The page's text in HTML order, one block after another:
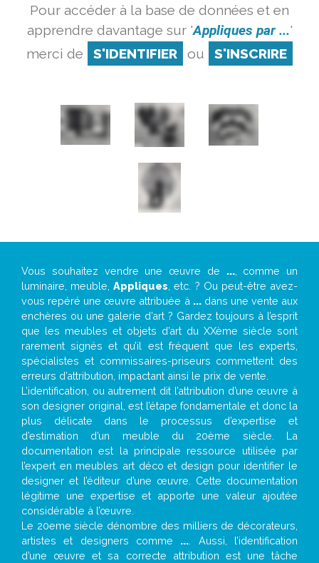
Pour accéder à la base de données et en
apprendre davantage sur 'Appliques par ...'
merci de
S'IDENTIFIER ou S'INSCRIRE
Vous souhaitez vendre une œuvre de ..., comme un
luminaire, meuble,Appliques , etc. ? Ou peut-être avez-
vous repéré une œuvre attribuée à ...dans une vente aux
enchères ou une galerie d’art ? Gardez toujours à l’esprit
que les meubles et objets d’art du XXème siècle sont
rarement signés et qu’il est fréquent que les experts,
spécialistes et commissaires-priseurs commettent des
erreurs d’attribution, impactant ainsi le prix de vente.
L’identification, ou autrement dit l’attribution d’une œuvre à
son designer original, est l’étape fondamentale et donc la
plus délicate dans le processus d’expertise et
d’estimation d’un meuble du 20ème siècle. La
documentation est la principale ressource utilisée par
l’expert en meubles art déco et design pour identifier le
designer et l’éditeur d’une œuvre. Cette documentation
légitime une expertise et apporte une valeur ajoutée
considérable à l’œuvre.
Le 20eme siècle dénombre des milliers de décorateurs,
artistes et designers comme ... . Aussi, l’identification
d’une œuvre et sa correcte attribution est une tâche